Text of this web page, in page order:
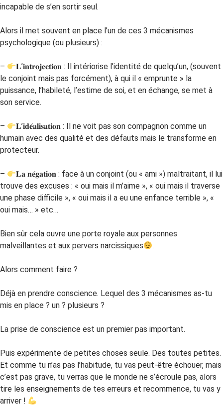
incapable de s’en sortir seul.
Alors il met souvent en place l’un de ces 3 mécanismes
psychologique (ou plusieurs) :
–
𝐋’𝐢𝐧𝐭𝐫𝐨𝐣𝐞𝐜𝐭𝐢𝐨𝐧 : Il intériorise l’identité de quelqu’un, (souvent
le conjoint mais pas forcément), à qui il « emprunte » la
puissance, l’habileté, l’estime de soi, et en échange, se met à
son service.
–
𝐋’𝐢𝐝𝐞́𝐚𝐥𝐢𝐬𝐚𝐭𝐢𝐨𝐧 : Il ne voit pas son compagnon comme un
humain avec des qualité et des défauts mais le transforme en
protecteur.
–
𝐋𝐚 𝐧𝐞́𝐠𝐚𝐭𝐢𝐨𝐧 : face à un conjoint (ou « ami ») maltraitant, il lui
trouve des excuses : « oui mais il m’aime », « oui mais il traverse
une phase difficile », « oui mais il a eu une enfance terrible », «
oui mais… » etc…
Bien sûr cela ouvre une porte royale aux personnes
malveillantes et aux pervers narcissiques
.
Alors comment faire ?
Déjà en prendre conscience. Lequel des 3 mécanismes as-tu
mis en place ? un ? plusieurs ?
La prise de conscience est un premier pas important.
Puis expérimente de petites choses seule. Des toutes petites.
Et comme tu n’as pas l’habitude, tu vas peut-être échouer, mais
c’est pas grave, tu verras que le monde ne s’écroule pas, alors
tire les enseignements de tes erreurs et recommence, tu vas y
arriver !